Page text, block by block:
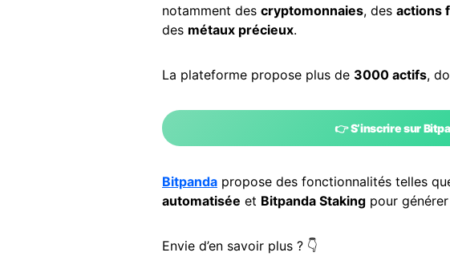
notamment des cryptomonnaies, des actions
des métaux précieux.
La plateforme propose plus de 3000 actifs,
👉 S’inscrire sur
Bitpanda propose des fonctionnalités telles
automatisée et Bitpanda Staking pour
Envie d’en savoir plus ? 👇